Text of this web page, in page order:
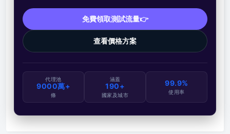
免費領取測試流量👉
查看價格方案
代理池
9000萬+
條
涵蓋
190+
國家及城市
99.9%
使用率